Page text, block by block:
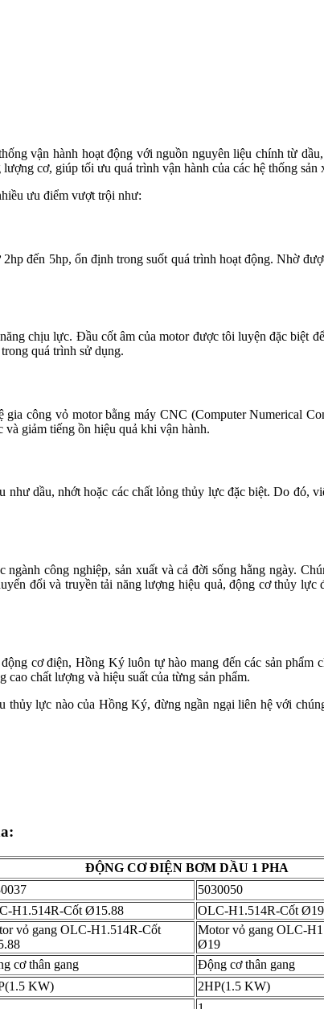
vận hành hoạt động với nguồn nguyên liệu chính từ
cơ, giúp tối ưu quá trình vận hành của các hệ thống sản
ưu điểm vượt trội như:
đến 5hp, ổn định trong suốt quá trình hoạt động. Nhờ
chịu lực. Đầu cốt âm của motor được tôi luyện đặc biệt
quá trình sử dụng.
công vỏ motor bằng máy CNC (Computer Numerical
giảm tiếng ồn hiệu quả khi vận hành.
dầu, nhớt hoặc các chất lỏng thủy lực đặc biệt. Do đó,
công nghiệp, sản xuất và cả đời sống hằng ngày.
đổi và truyền tải năng lượng hiệu quả, động cơ thủy
cơ điện, Hồng Ký luôn tự hào mang đến các sản
chất lượng và hiệu suất của từng sản phẩm.
thủy lực nào của Hồng Ký, đừng ngần ngại liên hệ với
ĐỘNG CƠ ĐIỆN BƠM DẦU 1 PHA
5030050
H1.514R-Cốt Ø15.88 OLC-H1.514R-Cốt Ø19
vỏ gang OLC-H1.514R-Cốt
Motor vỏ gang OLC-
Ø19
cơ thân gang Động cơ thân gang
KW) 2HP(1.5 KW)